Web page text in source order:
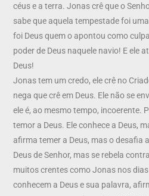
céus e a terra. Jonas crê que o
sabe que aquela tempestade foi
foi Deus quem o apontou como
poder de Deus naquele navio! E ele
Deus!
Jonas tem um credo, ele crê no
nega que crê em Deus. Ele não se
ele é, ao mesmo tempo, incoerente.
temor a Deus. Ele conhece a Deus,
afirma temer a Deus, mas o desafia
Deus de Senhor, mas se rebela
muitos crentes como Jonas nos
conhecem a Deus e sua palavra,